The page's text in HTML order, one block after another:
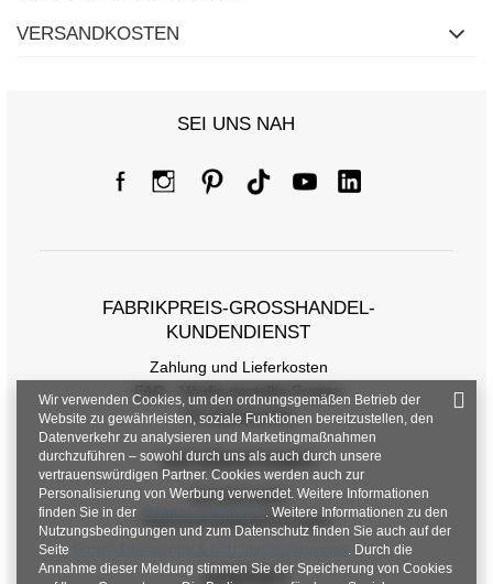
VERSANDKOSTEN
SEI UNS NAH
FABRIKPREIS-GROSSHANDEL-K
UNDENDIENST
Zahlung und Lieferkosten
FAQ - Häufig gestellte Fragen
Rückgabepolitik
INFORMATIONEN
Verordnungen
Datenschutzbestimmungen
KONTAKT
Wir verwenden Cookies, um den ordnungsgemäßen Betrieb der
Website zu gewährleisten, soziale Funktionen bereitzustellen, den
Datenverkehr zu analysieren und Marketingmaßnahmen
durchzuführen – sowohl durch uns als auch durch unsere
vertrauenswürdigen Partner. Cookies werden auch zur
Personalisierung von Werbung verwendet. Weitere Informationen
finden Sie in der
Datenschutzrichtlinie. Weitere Informationen zu den
Nutzungsbedingungen und zum Datenschutz finden Sie auch auf der
Seite
. Durch die
Annahme dieser Meldung stimmen Sie der Speicherung von Cookies